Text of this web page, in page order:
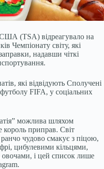
(TSA) відреагувало на
Чемпіонату світу, які
надавши чіткі
які відвідують Сполучені
FIFA, у соціальних
можлива шляхом
король приправ. Світ
чудово смакує з піцою,
цибулевими кільцями,
і цей список лише